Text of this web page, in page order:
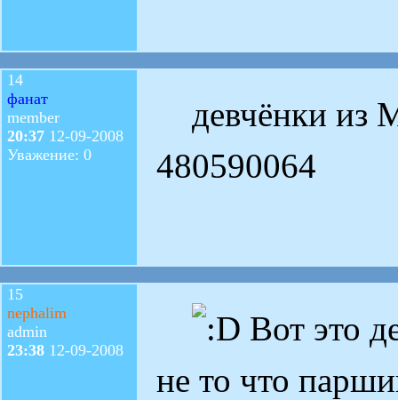
14
фанат
member
20:37 12-09-2008
Уважение: 0
девчёнки из
480590064
15
nephalim
admin
23:38 12-09-2008
Вот это
не то что